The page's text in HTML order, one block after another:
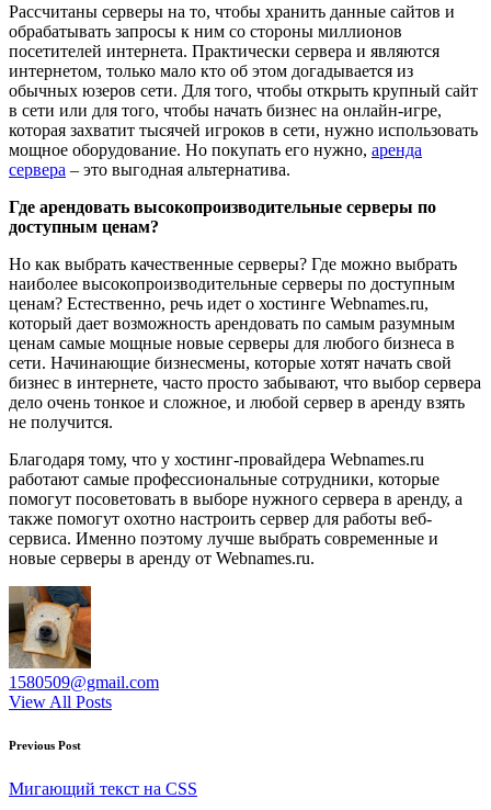
Рассчитаны серверы на то, чтобы хранить данные сайтов и
обрабатывать запросы к ним со стороны миллионов
посетителей интернета. Практически сервера и являются
интернетом, только мало кто об этом догадывается из
обычных юзеров сети. Для того, чтобы открыть крупный сайт
в сети или для того, чтобы начать бизнес на онлайн-игре,
которая захватит тысячей игроков в сети, нужно использовать
мощное оборудование. Но покупать его нужно, аренда
сервера – это выгодная альтернатива.
Где арендовать высокопроизводительные серверы по
доступным ценам?
Но как выбрать качественные серверы? Где можно выбрать
наиболее высокопроизводительные серверы по доступным
ценам? Естественно, речь идет о хостинге Webnames.ru,
который дает возможность арендовать по самым разумным
ценам самые мощные новые серверы для любого бизнеса в
сети. Начинающие бизнесмены, которые хотят начать свой
бизнес в интернете, часто просто забывают, что выбор сервера
дело очень тонкое и сложное, и любой сервер в аренду взять
не получится.
Благодаря тому, что у хостинг-провайдера Webnames.ru
работают самые профессиональные сотрудники, которые
помогут посоветовать в выборе нужного сервера в аренду, а
также помогут охотно настроить сервер для работы веб-
сервиса. Именно поэтому лучше выбрать современные и
новые серверы в аренду от Webnames.ru.
1580509@gmail.com
View All Posts
Post
navigation
Previous Post
Мигающий текст на CSS